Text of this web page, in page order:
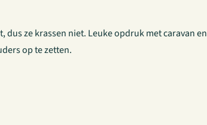
ze krassen niet. Leuke opdruk met caravan en
op te zetten.